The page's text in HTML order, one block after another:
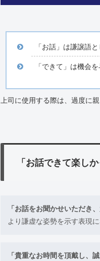
「お話」は謙譲語
「できて」は機会
上司に使用する際は、過度に
「お話できて楽し
「お話をお聞かせいただき
より謙虚な姿勢を示す表現に
「貴重なお時間を頂戴し、